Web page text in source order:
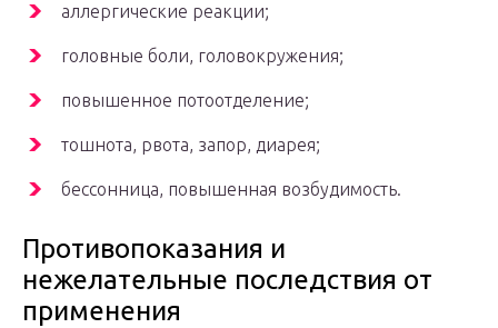
аллергические реакции;
головные боли, головокружения;
повышенное потоотделение;
тошнота, рвота, запор, диарея;
бессонница, повышенная возбудимость.
Противопоказания и
нежелательные последствия от
применения